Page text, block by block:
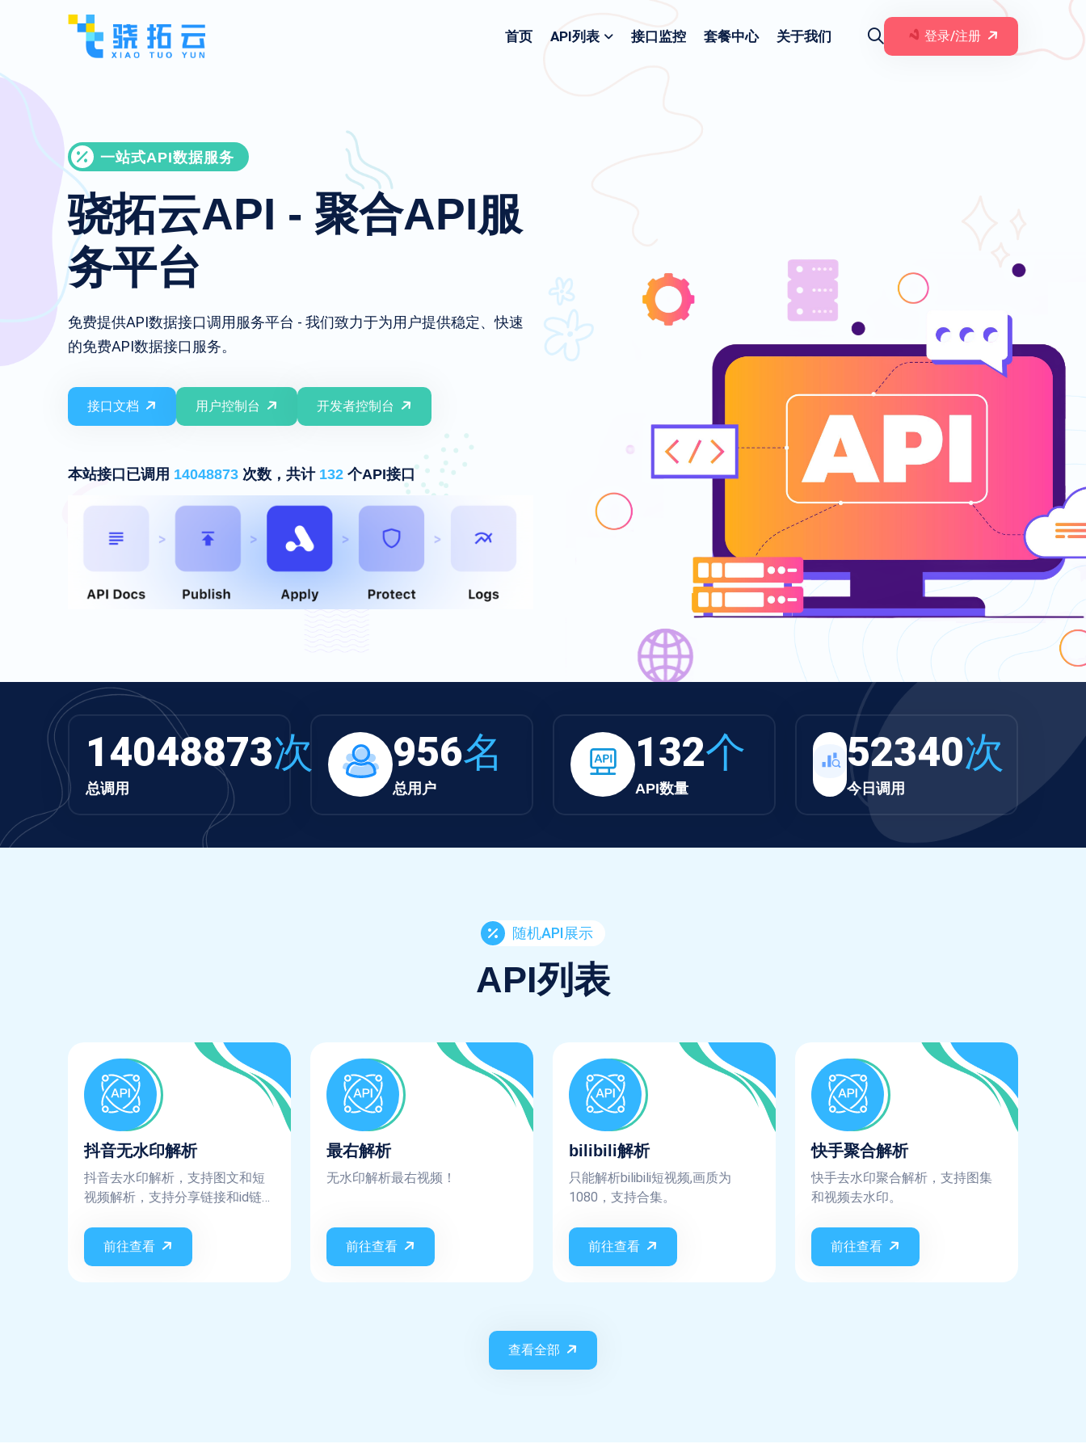
首页 API列表 接口监控 套餐中心 关于我们 登录/注册
一站式API数据服务
骁拓云API - 聚合API服
务平台
免费提供API数据接口调用服务平台 - 我们致力于为用户提供稳定、快速
的免费API数据接口服务。
接口文档 用户控制台 开发者控制台
本站接口已调用 14048873 次数，共计 132 个API接口
14048873次
总调用
956名
总用户
132个
API数量
52340次
今日调用
随机API展示
API列表
抖音无水印解析
抖音去水印解析，支持图文和短
视频解析，支持分享链接和id链
前往查看
最右解析
无水印解析最右视频！
前往查看
bilibili解析
只能解析bilibili短视频,画质为
1080，支持合集。
前往查看
快手聚合解析
快手去水印聚合解析，支持图集
和视频去水印。
前往查看
查看全部